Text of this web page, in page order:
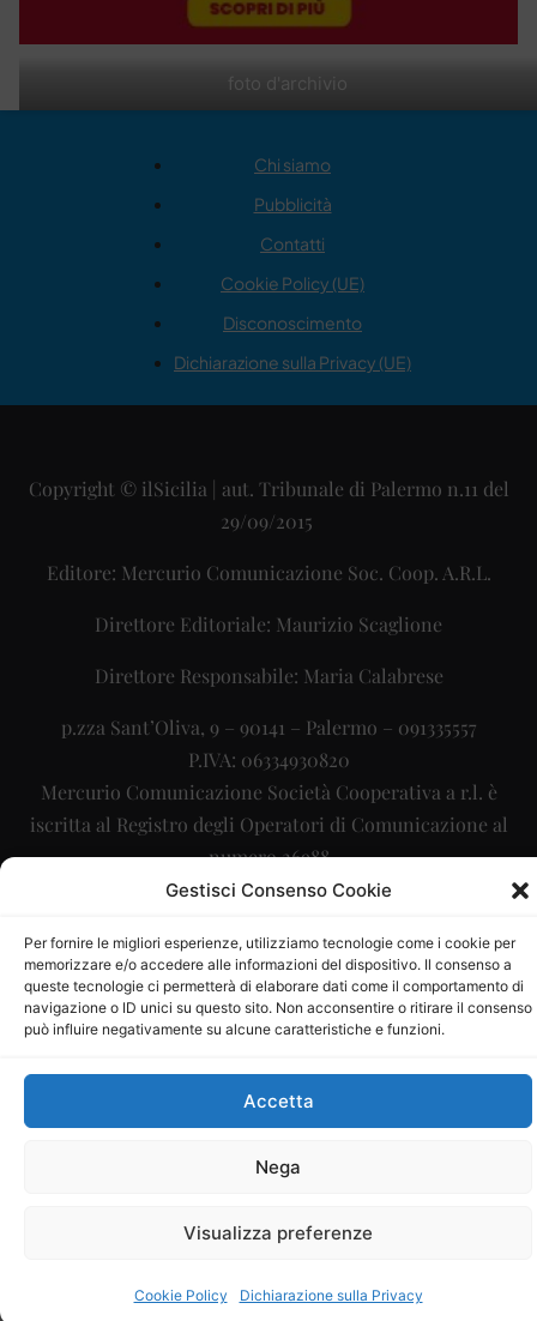
Gestisci Consenso Cookie
Per fornire le migliori esperienze, utilizziamo tecnologie come i cookie per
memorizzare e/o accedere alle informazioni del dispositivo. Il consenso a
queste tecnologie ci permetterà di elaborare dati come il comportamento di
navigazione o ID unici su questo sito. Non acconsentire o ritirare il consenso
può influire negativamente su alcune caratteristiche e funzioni.
Accetta
Nega
Visualizza preferenze
Cookie Policy Dichiarazione sulla Privacy
foto d'archivio
Chi siamo
Pubblicità
Contatti
Cookie Policy (UE)
Disconoscimento
Dichiarazione sulla Privacy (UE)
Copyright © ilSicilia | aut. Tribunale di Palermo n.11 del
29/09/2015
Editore: Mercurio Comunicazione Soc. Coop. A.R.L.
Direttore Editoriale: Maurizio Scaglione
Direttore Responsabile: Maria Calabrese
p.zza Sant’Oliva, 9 – 90141 – Palermo – 091335557
P.IVA: 06334930820
Mercurio Comunicazione Società Cooperativa a r.l. è
iscritta al Registro degli Operatori di Comunicazione al
numero 26988